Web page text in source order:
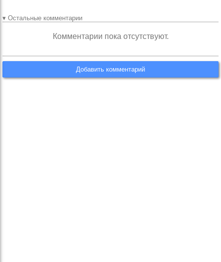
▾ Остальные комментарии
Комментарии пока отсутствуют.
Добавить комментарий